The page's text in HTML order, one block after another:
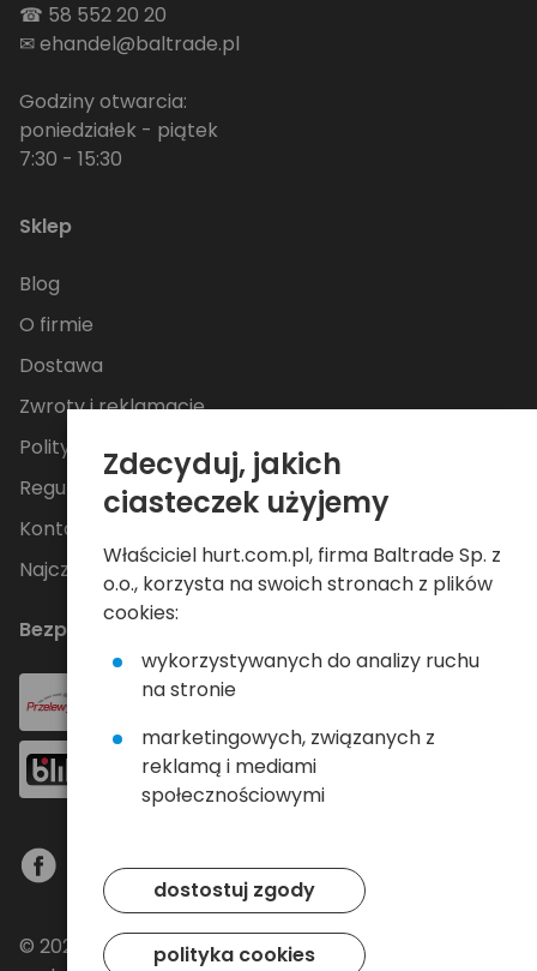
☎ 58 552 20 20
✉ehandel@baltrade.pl
Godziny otwarcia:
poniedziałek - piątek
7:30 - 15:30
Sklep
Blog
O firmie
Dostawa
Zwroty i reklamacje
Polityka Prywatności
Regulamin
Kontakt
Najczęściej zadawane pytania
Bezpieczne płatności
© 2024 Baltrade sp. z o.o. - Wszelkie prawa
Zdecyduj, jakich
ciasteczek użyjemy
Właściciel hurt.com.pl, firma Baltrade Sp. z
o.o., korzysta na swoich stronach z plików
cookies:
wykorzystywanych do analizy ruchu
na stronie
marketingowych, związanych z
reklamą i mediami
społecznościowymi
dostostuj zgody
polityka cookies